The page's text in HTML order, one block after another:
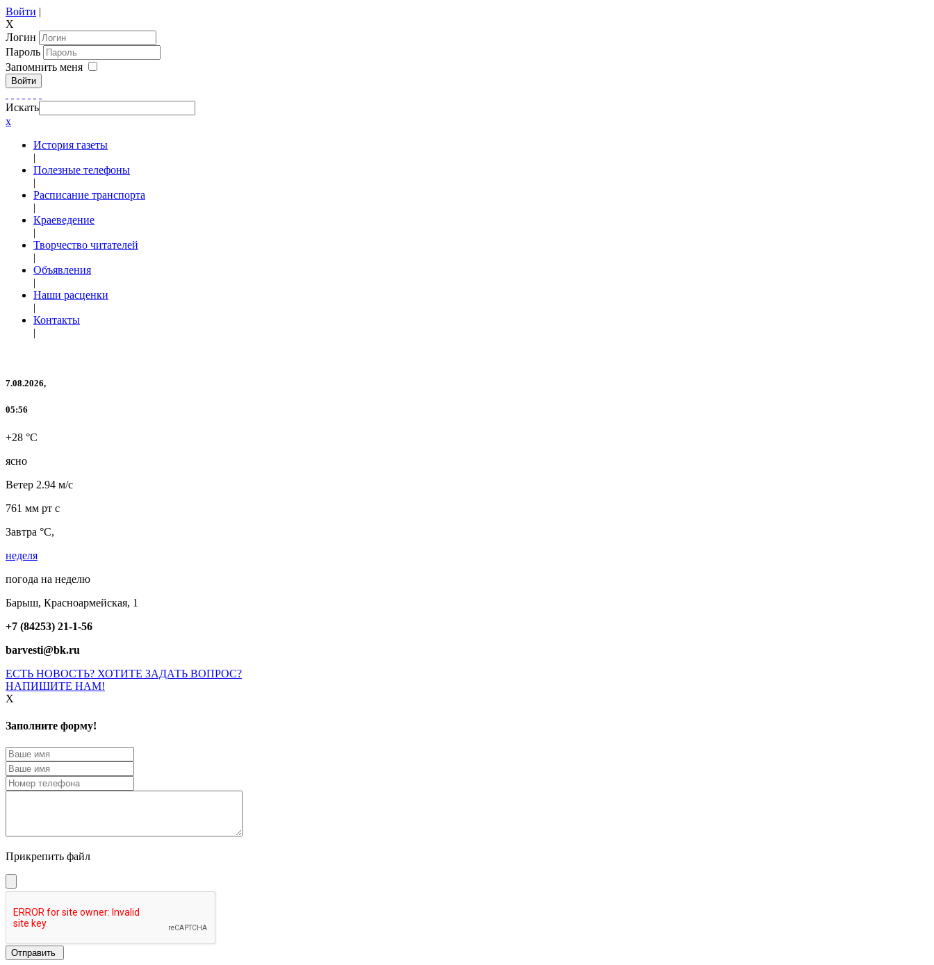
Войти |
X
Логин
Пароль
Запомнить меня
Войти
Искать
x
История газеты
|
Полезные телефоны
|
Расписание транспорта
|
Краеведение
|
Творчество читателей
|
Объявления
|
Наши расценки
|
Контакты
|
7.08.2026,
05:56
+28 °C
ясно
Ветер 2.94 м/с
761 мм рт с
Завтра °C,
неделя
погода на неделю
Барыш, Красноармейская, 1
+7 (84253) 21-1-56
barvesti@bk.ru
ЕСТЬ НОВОСТЬ? ХОТИТЕ ЗАДАТЬ ВОПРОС?
НАПИШИТЕ НАМ!
X
Заполните форму!
Прикрепить файл